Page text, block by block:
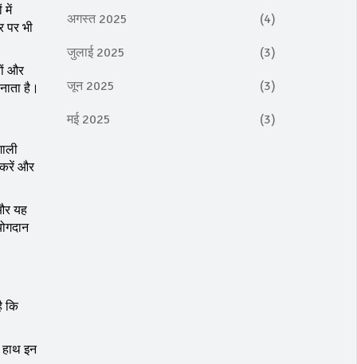
में
पर भी
और
है।
करें और
यह
कि
इन
अगस्त 2025 (4)
जुलाई 2025 (3)
जून 2025 (3)
मई 2025 (3)